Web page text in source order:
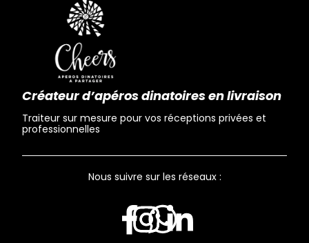
Créateur d’apéros dinatoires en livraison
Traiteur sur mesure pour vos réceptions privées et
professionnelles
Nous suivre sur les réseaux :